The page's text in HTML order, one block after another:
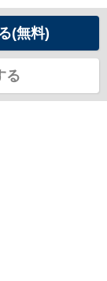
(無料)
る